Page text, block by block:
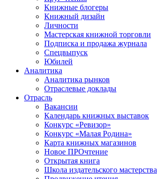
Книжные блогеры
Книжный дизайн
Личности
Мастерская книжной торговли
Подписка и продажа журнала
Спецвыпуск
Юбилей
Аналитика
Аналитика рынков
Отраслевые доклады
Отрасль
Вакансии
Календарь книжных выставок
Конкурс «Ревизор»
Конкурс «Малая Родина»
Карта книжных магазинов
Новое ПРОчтение
Открытая книга
Школа издательского мастерства